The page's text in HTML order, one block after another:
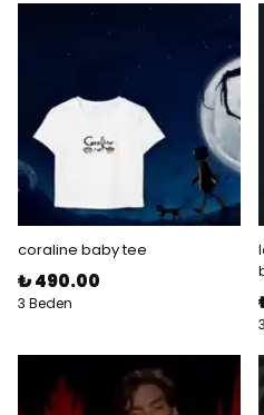
coraline baby tee
₺ 490.00
3 Beden